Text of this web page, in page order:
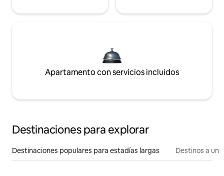
Apartamento con servicios incluidos
Destinaciones para explorar
Destinaciones populares para estadías largas Destinos a un